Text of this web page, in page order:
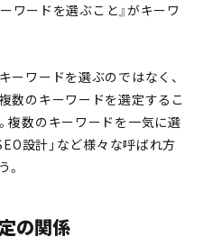
ワードを選ぶこと』がキーワ
ーワードを選ぶのではなく、
数のキーワードを選定するこ
複数のキーワードを一気に選
設計」など様々な呼ばれ方
の関係